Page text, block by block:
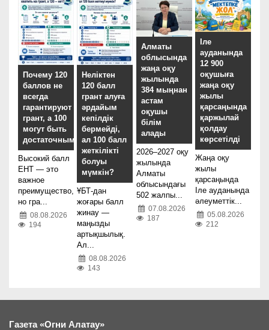
Почему 120
баллов не
всегда
гарантируют
грант, а 100
могут быть
достаточными?
Высокий балл
ЕНТ — это
важное
преимущество,
но гра...
08.08.2026
194
Неліктен
120 балл
грант алуға
әрдайым
кепілдік
бермейді,
ал 100 балл
жеткілікті
болуы
мүмкін?
ҰБТ-дан
жоғары балл
жинау —
маңызды
артықшылық.
Ал...
08.08.2026
143
Алматы
облысында
жаңа оқу
жылында
384 мыңнан
астам
оқушы
білім
алады
2026–2027 оқу
жылында
Алматы
облысындағы
502 жалпы...
07.08.2026
187
Іле
ауданында
12 900
оқушыға
жаңа оқу
жылы
қарсаңында
қаржылай
қолдау
көрсетілді
Жаңа оқу
жылы
қарсаңында
Іле ауданында
әлеуметтік...
05.08.2026
212
Газета «Огни Алатау»